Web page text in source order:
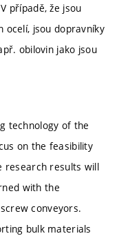
případě, že jsou
ocelí, jsou dopravníky
obilovin jako jsou
technology of the
on the feasibility
research results will
with the
conveyors.
bulk materials